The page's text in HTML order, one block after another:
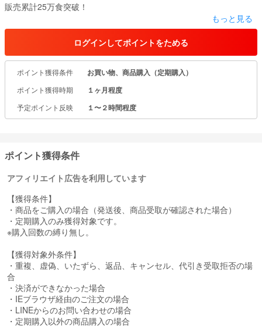
販売累計25万食突破！
幼児食の悩みを、ゼロに。
そんな想いで、子どもと両親の食にまつわる悩みを、宅配食の販売
を通して解決を目指す、homealのオンラインショップです。
もっと見る
ログインしてポイントをためる
ポイント獲得条件 お買い物、商品購入（定期購入）
ポイント獲得時期 １ヶ月程度
予定ポイント反映 １〜２時間程度
ポイント獲得条件
アフィリエイト広告を利用しています
【獲得条件】
・商品をご購入の場合（発送後、商品受取が確認された場合）
・定期購入のみ獲得対象です。
※購入回数の縛り無し。
【獲得対象外条件】
・重複、虚偽、いたずら、返品、キャンセル、代引き受取拒否の場
合
・決済ができなかった場合
・IEブラウザ経由のご注文の場合
・LINEからのお問い合わせの場合
・定期購入以外の商品購入の場合